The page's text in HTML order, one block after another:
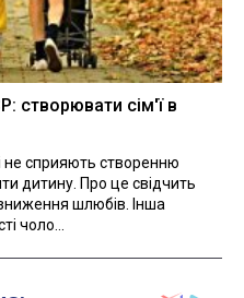
створювати сім'ї в
не сприяють створенню
дитину. Про це свідчить
шлюбів. Інша
чоло...